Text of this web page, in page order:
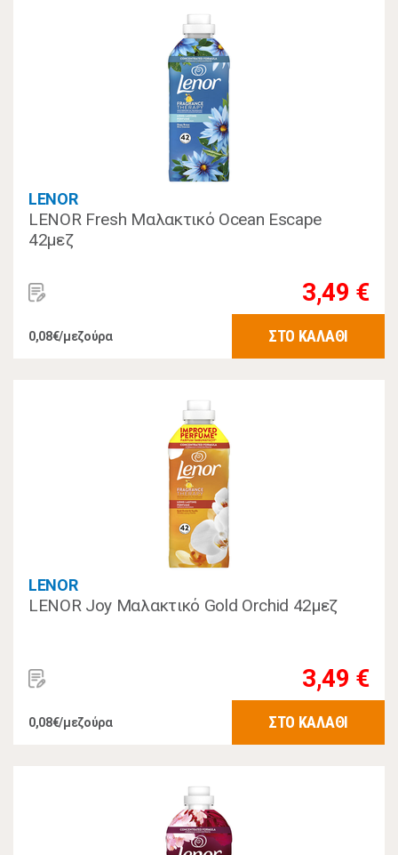
LENOR
LENOR Fresh Μαλακτικό Ocean Escape
42μεζ
3,49 €
0,08€/μεζούρα ΣΤΟ ΚΑΛΑΘΙ
LENOR
LENOR Joy Μαλακτικό Gold Orchid 42μεζ
3,49 €
0,08€/μεζούρα ΣΤΟ ΚΑΛΑΘΙ